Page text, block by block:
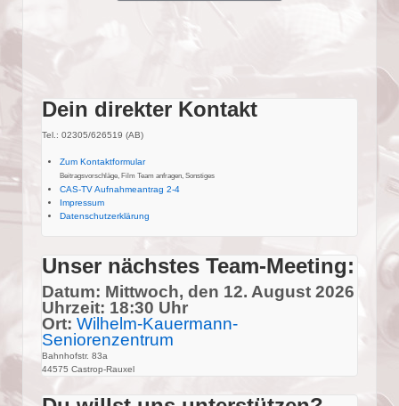
Dein direkter Kontakt
Tel.: 02305/626519 (AB)
Zum Kontaktformular
Beitragsvorschläge, Film Team anfragen, Sonstiges
CAS-TV Aufnahmeantrag 2-4
Impressum
Datenschutzerklärung
Unser nächstes Team-Meeting:
Datum: Mittwoch, den 12. August 2026
Uhrzeit: 18:30 Uhr
Ort: Wilhelm-Kauermann-
Seniorenzentrum
Bahnhofstr. 83a
44575 Castrop-Rauxel